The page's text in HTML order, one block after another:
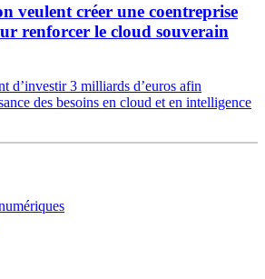
veulent créer une coentreprise
renforcer le cloud souverain
d’investir 3 milliards d’euros afin
des besoins en cloud et en intelligence